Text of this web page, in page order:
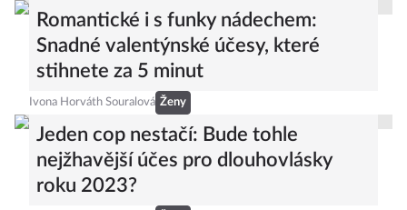
Romantické i s funky nádechem:
Snadné valentýnské účesy, které
stihnete za 5 minut
Ivona Horváth Souralová Ženy
Jeden cop nestačí: Bude tohle
nejžhavější účes pro dlouhovlásky
roku 2023?